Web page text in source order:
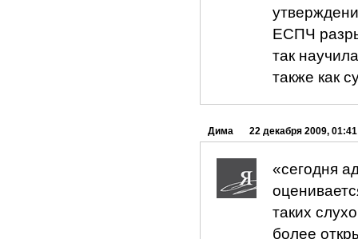
ЕСПЧ
так
также как
Дима 22 декабря 2009, 01:41
«сегодня
таких
более